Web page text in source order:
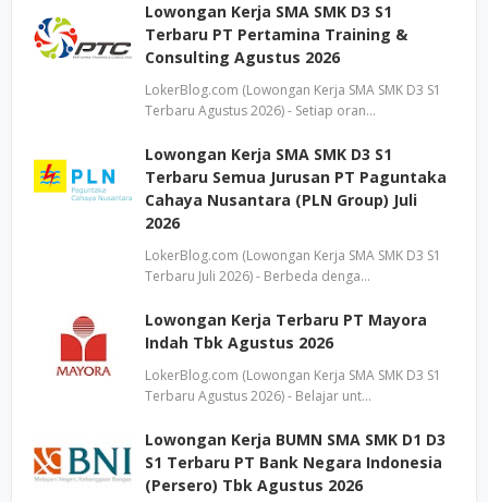
Lowongan Kerja SMA SMK D3 S1
Terbaru PT Pertamina Training &
Consulting Agustus 2026
LokerBlog.com (Lowongan Kerja SMA SMK D3 S1
Terbaru Agustus 2026) - Setiap oran…
Lowongan Kerja SMA SMK D3 S1
Terbaru Semua Jurusan PT Paguntaka
Cahaya Nusantara (PLN Group) Juli
2026
LokerBlog.com (Lowongan Kerja SMA SMK D3 S1
Terbaru Juli 2026) - Berbeda denga…
Lowongan Kerja Terbaru PT Mayora
Indah Tbk Agustus 2026
LokerBlog.com (Lowongan Kerja SMA SMK D3 S1
Terbaru Agustus 2026) - Belajar unt…
Lowongan Kerja BUMN SMA SMK D1 D3
S1 Terbaru PT Bank Negara Indonesia
(Persero) Tbk Agustus 2026